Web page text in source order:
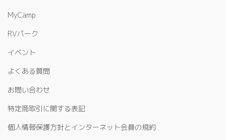
MyCamp
RVパーク
イベント
よくある質問
お問い合わせ
特定商取引に関する表記
個人情報保護方針とインターネット会員の規約